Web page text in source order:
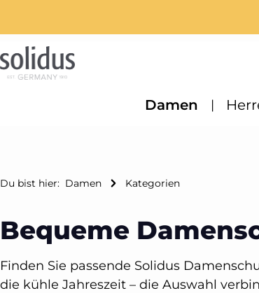
Damen
Du bist hier: Damen Kategorien
Bequeme
Finden Sie passende Solidus
die kühle Jahreszeit – die Auswahl